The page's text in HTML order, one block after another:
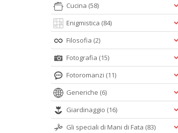
Cucina (58)
Enigmistica (84)
Filosofia (2)
Fotografia (15)
Fotoromanzi (11)
Generiche (6)
Giardinaggio (16)
Gli speciali di Mani di Fata (83)